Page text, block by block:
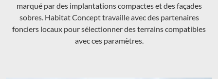
marqué par des implantations compactes et des façades
sobres. Habitat Concept travaille avec des partenaires
fonciers locaux pour sélectionner des terrains compatibles
avec ces paramètres.